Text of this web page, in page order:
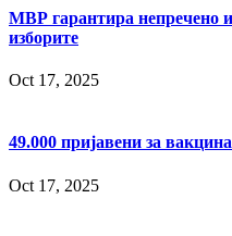
МВР гарантира непречено
изборите
Oct 17, 2025
49.000 пријавени за
Oct 17, 2025